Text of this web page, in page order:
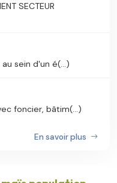
SECTEUR
sein d'un é(...)
foncier, bâtim(...)
En savoir plus